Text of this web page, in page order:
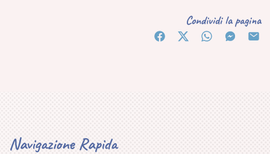
Condividi la pagina
Navigazione Rapida